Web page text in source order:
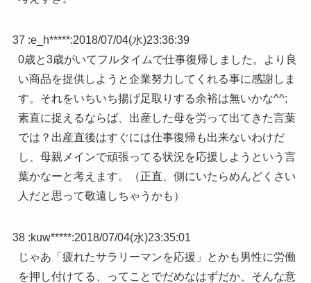
37 :e_h*****:2018/07/04(水)23:36:39
0歳と3歳がいてフルタイムで仕事復帰しました。より良
い商品を提供しようと企業努力してくれる事に感謝しま
す。それをいちいち揚げ足取りする余裕は無いかな^^;
素直に捉えるならば、出産した母を労って出てきた言葉
では？出産直後はすぐには仕事復帰も出来ないわけだ
し、母親メインで頑張ってる状況を応援しようという言
葉かなーと考えます。（正直、側にいたらめんどくさい
人だと思って敬遠しちゃうかも）
38 :kuw*****:2018/07/04(水)23:35:01
じゃあ「疲れたサラリーマンを応援」とかも男性に労働
を押し付けてる、ってことでだめなはずだか、そんな意